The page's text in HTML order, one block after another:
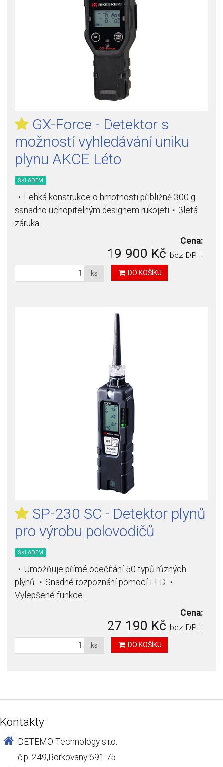
GX-Force - Detektor s
možností vyhledávání uniku
plynu AKCE Léto
SKLADEM
・Lehká konstrukce o hmotnosti přibližně 300 g
ssnadno uchopitelným designem rukojeti・3letá
záruka…
Cena:
19 900 Kč bez DPH
ks DO KOŠÍKU
SP-230 SC - Detektor plynů
pro výrobu polovodičů
SKLADEM
・Umožňuje přímé odečítání 50 typů různých
plynů.・Snadné rozpoznání pomocí LED.・
Vylepšené funkce…
Cena:
27 190 Kč bez DPH
ks DO KOŠÍKU
Kontakty
DETEMO Technology s.r.o.
č.p. 249,Borkovany 691 75